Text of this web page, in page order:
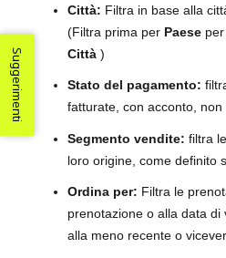
Città: Filtra in base alla
(Filtra prima per Paese
Città )
Stato del pagamento:
fatturate, con acconto, non
Segmento vendite: filtra
loro origine, come definito
Ordina per: Filtra le
prenotazione o alla data
alla meno recente o
Suggerimenti